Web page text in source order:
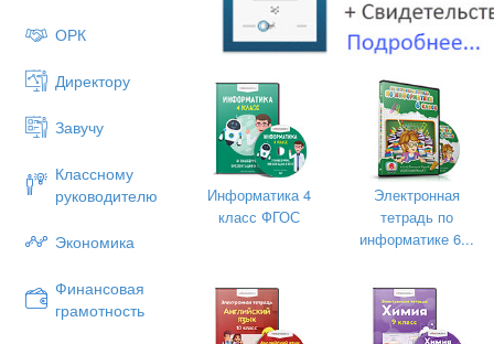
ОРК
Директору
Завучу
Классному
руководителю
Экономика
Финансовая
грамотность
Информатика 4
класс ФГОС
Электронная
тетрадь по
информатике 6...